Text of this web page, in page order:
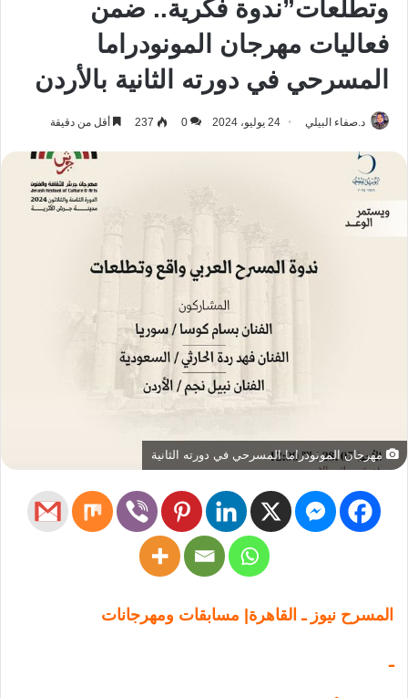
وتطلعات”ندوة فكرية.. ضمن
فعاليات مهرجان المونودراما
المسرحي في دورته الثانية بالأردن
د.صفاء البيلي 24 يوليو، 2024 0
237 أقل من دقيقة
مهرجان المونودراما المسرحي في دورته الثانية
المسرح نيوز ـ القاهرة| مسابقات ومهرجانات
ـ